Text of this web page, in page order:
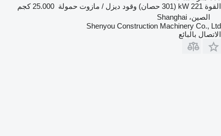
القوة 221 kW (301 حصان) وقود ديزل / مازوت حمولة 25.000 كجم
الصين، Shanghai
Shenyou Construction Machinery Co., Ltd
الاتصال بالبائع